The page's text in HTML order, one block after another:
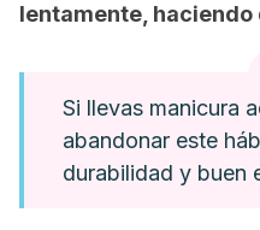
lentamente, haciendo
Si llevas manicura
abandonar este
durabilidad y buen